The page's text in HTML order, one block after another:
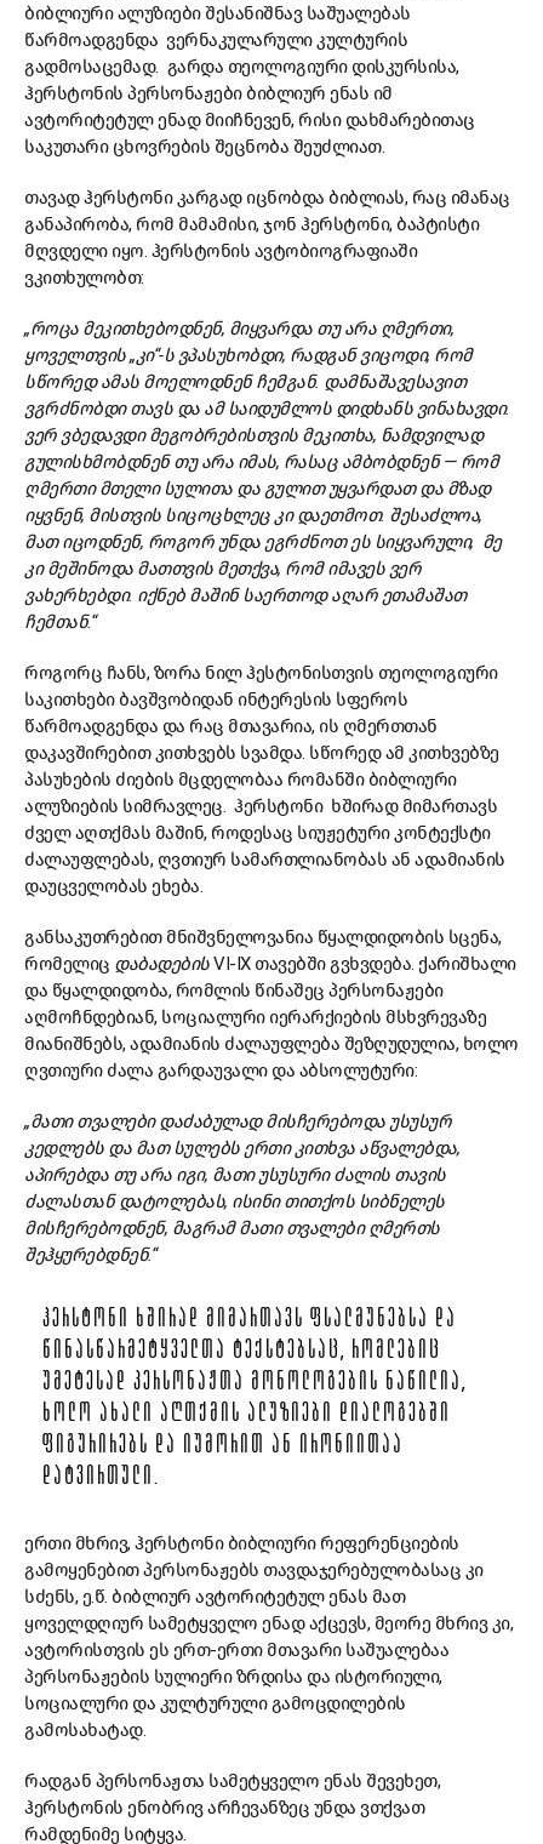
ბიბლიური ალუზიები შესანიშნავ საშუალებას
წარმოადგენდა ვერნაკულარული კულტურის
გადმოსაცემად. გარდა თეოლოგიური დისკურსისა,
ჰერსტონის პერსონაჟები ბიბლიურ ენას იმ
ავტორიტეტულ ენად მიიჩნევენ, რისი დახმარებითაც
საკუთარი ცხოვრების შეცნობა შეუძლიათ.
თავად ჰერსტონი კარგად იცნობდა ბიბლიას, რაც იმანაც
განაპირობა, რომ მამამისი, ჯონ ჰერსტონი, ბაპტისტი
მღვდელი იყო. ჰერსტონის ავტობიოგრაფიაში
ვკითხულობთ:
„როცა მეკითხებოდნენ, მიყვარდა თუ არა ღმერთი,
ყოველთვის „კი“-ს ვპასუხობდი, რადგან ვიცოდი, რომ
სწორედ ამას მოელოდნენ ჩემგან. დამნაშავესავით
ვგრძნობდი თავს და ამ საიდუმლოს დიდხანს ვინახავდი.
ვერ ვბედავდი მეგობრებისთვის მეკითხა, ნამდვილად
გულისხმობდნენ თუ არა იმას, რასაც ამბობდნენ — რომ
ღმერთი მთელი სულითა და გულით უყვარდათ და მზად
იყვნენ, მისთვის სიცოცხლეც კი დაეთმოთ. შესაძლოა,
მათ იცოდნენ, როგორ უნდა ეგრძნოთ ეს სიყვარული, მე
კი მეშინოდა მათთვის მეთქვა, რომ იმავეს ვერ
ვახერხებდი. იქნებ მაშინ საერთოდ აღარ ეთამაშათ
ჩემთან.“
როგორც ჩანს, ზორა ნილ ჰესტონისთვის თეოლოგიური
საკითხები ბავშვობიდან ინტერესის სფეროს
წარმოადგენდა და რაც მთავარია, ის ღმერთთან
დაკავშირებით კითხვებს სვამდა. სწორედ ამ კითხვებზე
პასუხების ძიების მცდელობაა რომანში ბიბლიური
ალუზიების სიმრავლეც. ჰერსტონი ხშირად მიმართავს
ძველ აღთქმას მაშინ, როდესაც სიუჟეტური კონტექსტი
ძალაუფლებას, ღვთიურ სამართლიანობას ან ადამიანის
დაუცველობას ეხება.
განსაკუთრებით მნიშვნელოვანია წყალდიდობის სცენა,
რომელიც დაბადებისVI-IX თავებში გვხვდება. ქარიშხალი
და წყალდიდობა, რომლის წინაშეც პერსონაჟები
აღმოჩნდებიან, სოციალური იერარქიების მსხვრევაზე
მიანიშნებს, ადამიანის ძალაუფლება შეზღუდულია, ხოლო
ღვთიური ძალა გარდაუვალი და აბსოლუტური:
„მათი თვალები დაძაბულად მისჩერებოდა უსუსურ
კედლებს და მათ სულებს ერთი კითხვა აწვალებდა,
აპირებდა თუ არა იგი, მათი უსუსური ძალის თავის
ძალასთან დატოლებას, ისინი თითქოს სიბნელეს
მისჩერებოდნენ, მაგრამ მათი თვალები ღმერთს
შეჰყურებდნენ.“
ᲰᲔᲠᲡᲢᲝᲜᲘ ᲮᲨᲘᲠᲐᲓ ᲛᲘᲛᲐᲠᲗᲐᲕᲡ ᲤᲡᲐᲚᲛᲣᲜᲔᲑᲡᲐ ᲓᲐ
ᲬᲘᲜᲐᲡᲬᲐᲠᲛᲔᲢᲧᲕᲔᲚᲗᲐ ᲢᲔᲥᲡᲢᲔᲑᲡᲐᲪ, ᲠᲝᲛᲚᲔᲑᲘᲪ
ᲣᲛᲔᲢᲔᲡᲐᲓ ᲞᲔᲠᲡᲝᲜᲐᲟᲗᲐ ᲛᲝᲜᲝᲚᲝᲒᲔᲑᲘᲡ ᲜᲐᲬᲘᲚᲘᲐ,
ᲮᲝᲚᲝ ᲐᲮᲐᲚᲘ ᲐᲦᲗᲥᲛᲘᲡ ᲐᲚᲣᲖᲘᲔᲑᲘ ᲓᲘᲐᲚᲝᲒᲔᲑᲨᲘ
ᲤᲘᲒᲣᲠᲘᲠᲔᲑᲡ ᲓᲐ ᲘᲣᲛᲝᲠᲘᲗ ᲐᲜ ᲘᲠᲝᲜᲘᲘᲗᲐᲐ
ᲓᲐᲢᲕᲘᲠᲗᲣᲚᲘ.
ერთი მხრივ, ჰერსტონი ბიბლიური რეფერენციების
გამოყენებით პერსონაჟებს თავდაჯერებულობასაც კი
სძენს, ე.წ. ბიბლიურ ავტორიტეტულ ენას მათ
ყოველდღიურ სამეტყველო ენად აქცევს, მეორე მხრივ კი,
ავტორისთვის ეს ერთ-ერთი მთავარი საშუალებაა
პერსონაჟების სულიერი ზრდისა და ისტორიული,
სოციალური და კულტურული გამოცდილების
გამოსახატად.
რადგან პერსონაჟთა სამეტყველო ენას შევეხეთ,
ჰერსტონის ენობრივ არჩევანზეც უნდა ვთქვათ
რამდენიმე სიტყვა.